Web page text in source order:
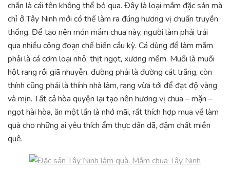
chắn là cái tên không thể bỏ qua. Đây là loại mắm đặc sản mà
chỉ ở Tây Ninh mới có thể làm ra đúng hương vị chuẩn truyền
thống. Để tạo nên món mắm chua này, người làm phải trải
qua nhiều công đoạn chế biến cầu kỳ. Cá dùng để làm mắm
phải là cá cơm loại nhỏ, thịt ngọt, xương mềm. Muối là muối
hột rang rồi giã nhuyễn, đường phải là đường cát trắng, còn
thính cũng phải là thính nhà làm, rang vừa tới để đạt độ vàng
và mịn. Tất cả hòa quyện lại tạo nên hương vị chua – mặn –
ngọt hài hòa, ăn một lần là nhớ mãi, rất thích hợp mua về làm
quà cho những ai yêu thích ẩm thực dân dã, đậm chất miền
quê.